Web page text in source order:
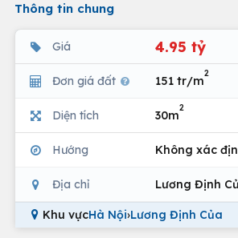
Thông tin chung
Giá 4.95 tỷ
Đơn giá đất 151 tr/m
2
Diện tích 30m
2
Hướng Không xác
Địa chỉ Lương Định
Khu vựcHà Nội›Lương Định Của